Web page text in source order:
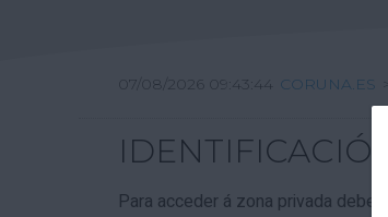
07/08/2026 09:43:44 CORUNA.ES
IDENTIFICACIÓN
Para acceder á zona privada debe